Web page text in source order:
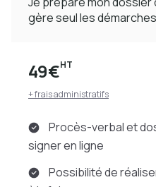
gère seul les démarches
49€HT
+ frais administratifs
Procès-verbal et
signer en ligne
Possibilité de